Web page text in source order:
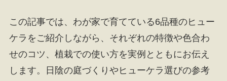
この記事では、わが家で育てている6品種のヒュー
ケラをご紹介しながら、それぞれの特徴や色合わ
せのコツ、植栽での使い方を実例とともにお伝え
します。日陰の庭づくりやヒューケラ選びの参考